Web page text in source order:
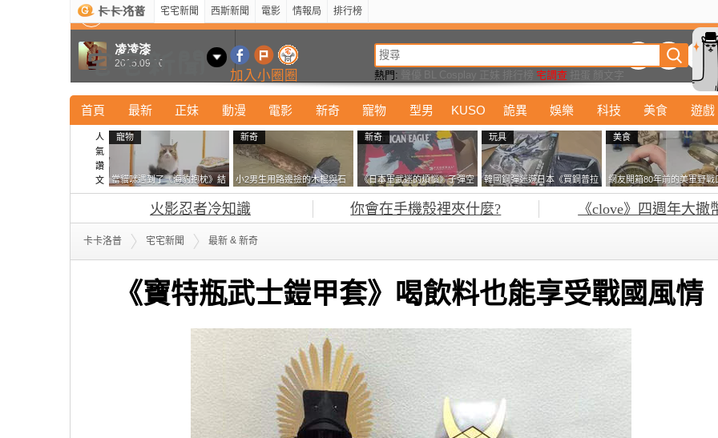
宅宅新聞 西斯新聞 電影 情報局 排行榜
加入小圈圈 熱門: 宅調查
首頁 最新 正妹 動漫 電影 新奇 寵物 型男 KUSO 詭異 娛樂 科技 美食 遊戲
人
氣
讚
文
寵物
當貓咪遇到了《海豹抱枕》結
果玩了10天後，海豹一整個走
鐘笑翻網友
新奇
小2男生用路邊撿的木棍與石
頭做成了《石斧》馬麻打開書
包嚇一跳怎麼會有這種東
西！？
新奇
《日本軍武迷的煩惱》子彈空
盒在日本超級貴 美國網友直
接一大箱寄給他了
玩具
韓國鋼彈迷遊日本《買鋼普拉
塞不進行李箱》網友們集思廣
益提供解方了……
美食
網友開箱80年前的美軍野戰
糧 罐頭本身保存良好，但裡
面的味道...
火影忍者冷知識 你會在手機殼裡夾什麼? 《clove》四週年大撒
卡卡洛普 宅宅新聞 最新 & 新奇
《寶特瓶武士鎧甲套》喝飲料也能享受戰國風情
最新 新奇 正妹 寵物 型男 Kuso 科技 動漫
凌凌漆
2015.09.10